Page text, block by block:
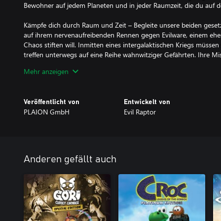
Bewohner auf jedem Planeten und in jeder Raumzeit, die du auf
Kämpfe dich durch Raum und Zeit – Begleite unsere beiden
auf ihrem nervenaufreibenden Rennen gegen Evilware, einem
Chaos stiften will. Inmitten eines intergalaktischen Kriegs
treffen unterwegs auf eine Reihe wahnwitziger Gefährten. Ihre
Waffenarsenal ausbauen müssen, um es mit Evilwares
und anderen Roboterarmeen aufnehmen zu können. Optimiere
einer Vielfalt mächtiger Waffen gegen diverse Armeen kämpfst!
Botcoins, indem du die Umgebung zerstörst und verborgene
den In-Game-Shops aus, um besondere Waffen freizuschalten
Springe, sprinte und rolle dich durch ein actionreiches
hangeln und über die Wände laufen? Das ist nur der Anfang! Als
nutzt Akimbot alle Werkzeuge in deinem Arsenal voll aus, um
Mehr anzeigen
Veröffentlicht von
PLAION GmbH
Entwickelt von
Evil Raptor
Anderen gefällt auch